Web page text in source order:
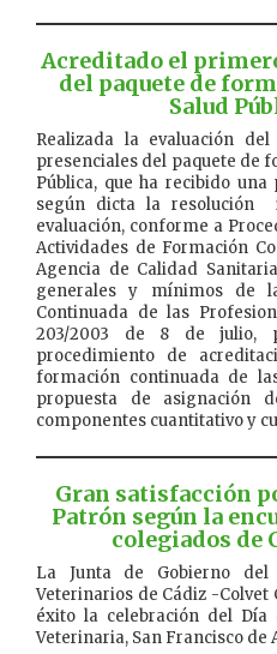
Acreditado el
del paquete de
Salud
Realizada la evaluación
presenciales del paquete de
Pública, que ha recibido una
según dicta la
evaluación, conforme a
Actividades de Formación
Agencia de Calidad
generales y mínimos de
Continuada de las
203/2003 de 8 de julio,
procedimiento de
formación continuada de
propuesta de asignación
componentes cuantitativo y
Gran satisfacción
Patrón según la
colegiados de
La Junta de Gobierno
Veterinarios de Cádiz -
éxito la celebración del
Veterinaria, San Francisco de